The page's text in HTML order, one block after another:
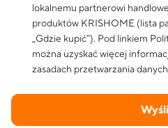
lokalnemu partnerowi
produktów KRISHOME (lista
„Gdzie kupić”). Pod linkiem
można uzyskać więcej
zasadach przetwarzania